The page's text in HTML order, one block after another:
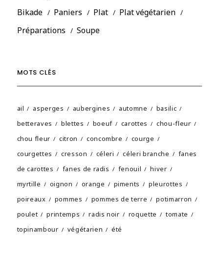
Bikade
Paniers Plat
Plat végétarien
Préparations
Soupe
MOTS CLÉS
ail asperges aubergines automne
basilic
betteraves
blettes boeuf carottes
chou-fleur
chou fleur
citron concombre
courge
courgettes
cresson céleri céleri branche
fanes
de carottes
fanes de radis fenouil
hiver
myrtille
oignon orange piments
pleurottes
poireaux
pommes pommes de terre
potimarron
poulet
printemps radis noir roquette
tomate
topinambour
végétarien été